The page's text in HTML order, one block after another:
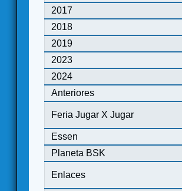
2017
2018
2019
2023
2024
Anteriores
Feria Jugar X Jugar
Essen
Planeta BSK
Enlaces